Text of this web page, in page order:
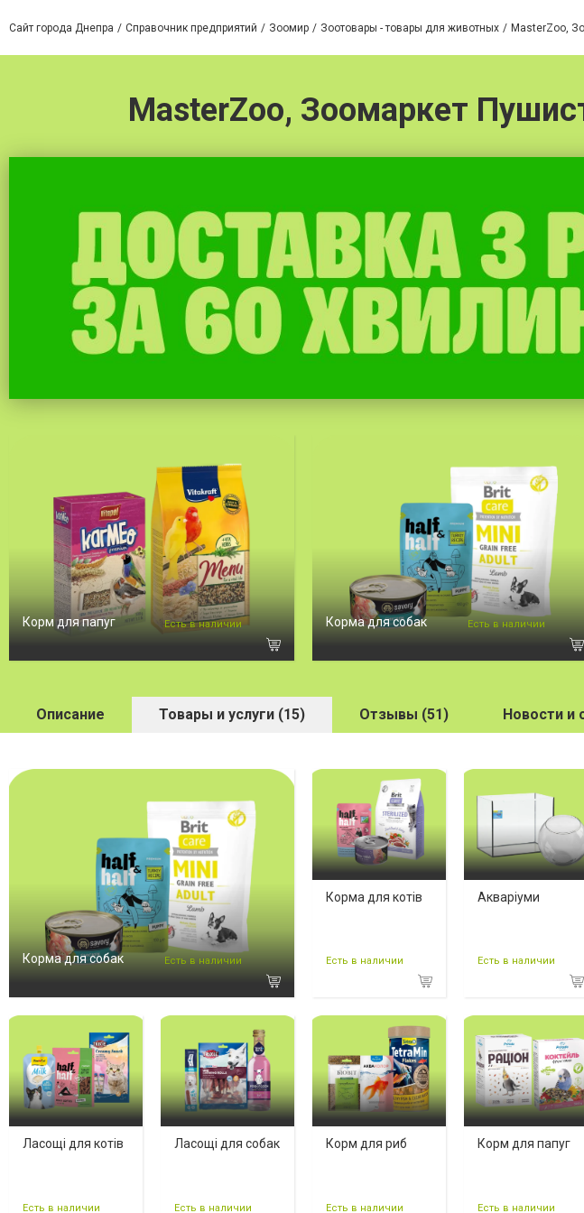
Сайт города Днепра Справочник предприятий Зоомир Зоотовары - товары для животных MasterZoo,
MasterZoo, Зоомаркет
Корм для папуг Есть в наличии Корма для собак Есть в наличии
Описание Товары и услуги (15) Отзывы (51) Новости и
Корма для собак Есть в наличии
Корма для котів
Есть в наличии
Акваріуми
Есть в наличии
Ласощі для котів
Есть в наличии
Ласощі для собак
Есть в наличии
Корм для риб
Есть в наличии
Корм для папуг
Есть в наличии